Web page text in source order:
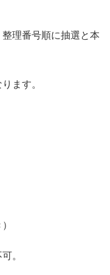
理番号順に抽選と本
ます。
。